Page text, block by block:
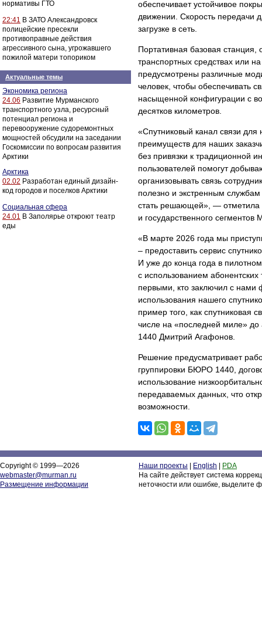
нормативы ГТО
22:41 В ЗАТО Александровск
полицейские пресекли
противоправные действия
агрессивного сына, угрожавшего
пожилой матери топориком
Актуальные темы
Экономика региона
24.06 Развитие Мурманского
транспортного узла, ресурсный
потенциал региона и
перевооружение судоремонтных
мощностей обсудили на заседании
Госкомиссии по вопросам развития
Арктики
Арктика
02.02 Разработан единый дизайн-
код городов и поселков Арктики
Социальная сфера
24.01 В Заполярье откроют театр
еды
обеспечивает устойчивое
движении. Скорость передачи
загрузке в сеть.
Портативная базовая
транспортных средствах или
предусмотрены различные
человек, чтобы обеспечивать
насыщенной конфигурации с
десятков километров.
«Спутниковый канал связи для
преимуществ для наших
без привязки к традиционной
пользователей помогут
организовывать связь
полезно и экстренным
стать решающей», — отметила
и государственного
«В марте 2026 года мы
– предоставить сервис
И уже до конца года в
с использованием
первыми, кто заключил с нами
использования нашего
пример того, как спутниковая
числе на «последней миле» до
1440 Дмитрий Агафонов.
Решение предусматривает
группировки БЮРО 1440,
использование
передаваемых данных, что
возможности.
Copyright © 1999—2026
webmaster@murman.ru
Размещение информации
Наши проекты English
PDA
На сайте действует система
неточности или ошибке, выделите